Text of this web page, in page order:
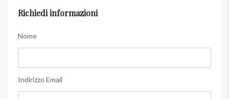
Richiedi informazioni
Nome
Indirizzo Email